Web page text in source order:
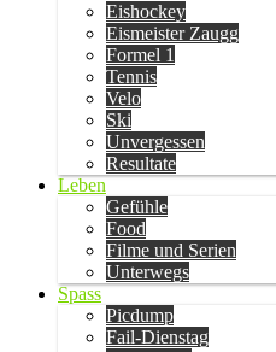
Eishockey
Eismeister Zaugg
Formel 1
Tennis
Velo
Ski
Unvergessen
Resultate
Leben
Gefühle
Food
Filme und Serien
Unterwegs
Spass
Picdump
Fail-Dienstag